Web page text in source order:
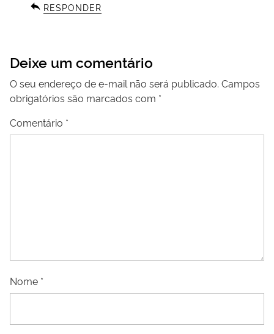
RESPONDER
Deixe um comentário
O seu endereço de e-mail não será publicado. Campos
obrigatórios são marcados com *
Comentário *
Nome *